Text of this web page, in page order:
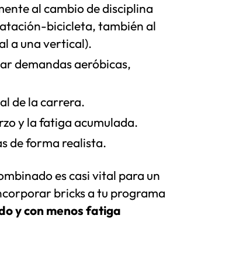
al cambio de disciplina
bicicleta, también al
a una vertical).
demandas aeróbicas,
de la carrera.
y la fatiga acumulada.
de forma realista.
es casi vital para un
bricks a tu programa
y con menos fatiga